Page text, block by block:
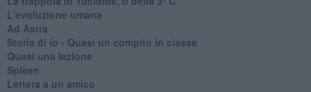
L'evoluzione umana
Ad Astra
Storia di io - Quasi un compito in classe
Quasi una lezione
Spleen
Lettera a un amico